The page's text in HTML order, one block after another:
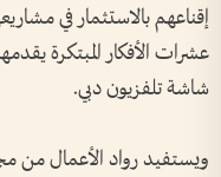
إقناعهم بالاستثمار في
عشرات الأفكار المبتكرة
شاشة تلفزيون دبي.
ويستفيد رواد الأعمال من